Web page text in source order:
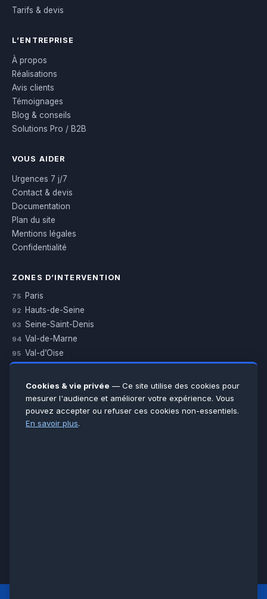
Tarifs & devis
L’ENTREPRISE
À propos
Réalisations
Avis clients
Témoignages
Blog & conseils
Solutions Pro / B2B
VOUS AIDER
Urgences 7 j/7
Contact & devis
Documentation
Plan du site
Mentions légales
Confidentialité
ZONES D’INTERVENTION
75 Paris
92 Hauts-de-Seine
93 Seine-Saint-Denis
94 Val-de-Marne
95 Val-d’Oise
Essonne
Seine-et-Marne
Voir toutes les villes →
Cookies & vie privée — Ce site utilise des cookies pour
mesurer l'audience et améliorer votre expérience. Vous
pouvez accepter ou refuser ces cookies non-essentiels.
En savoir plus.